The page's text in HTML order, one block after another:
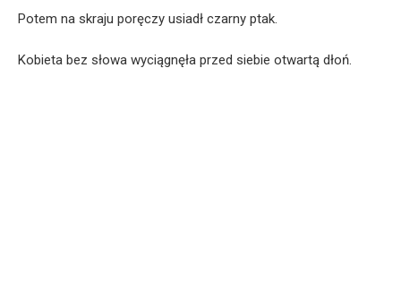
Potem na skraju poręczy usiadł czarny ptak.
Kobieta bez słowa wyciągnęła przed siebie otwartą dłoń.